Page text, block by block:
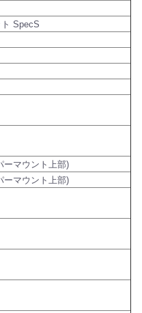
SpecS
ーマウント上部)
ーマウント上部)